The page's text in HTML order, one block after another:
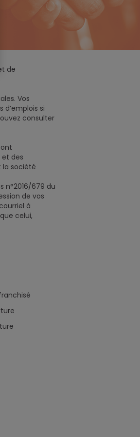
de
Vos
si
consulter
et des
la société
n°2016/679 du
de vos
à
celui,